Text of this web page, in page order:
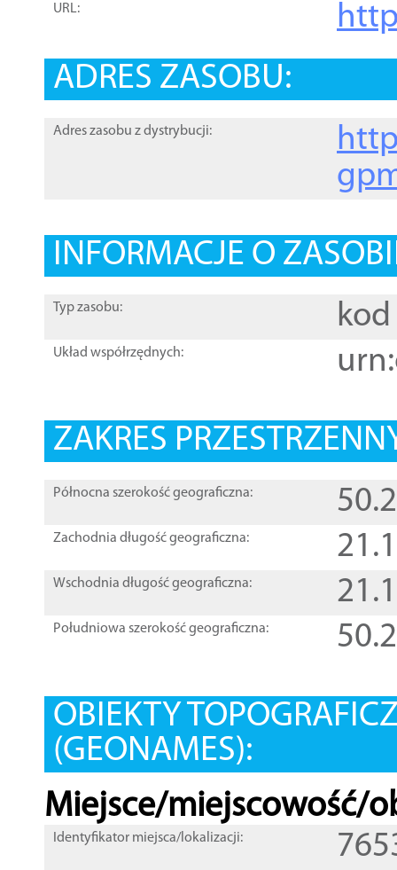
URL:
ADRES ZASOBU:
Adres zasobu z dystrybucji:
INFORMACJE O
Typ zasobu: kod
Układ współrzędnych:
ZAKRES
Północna szerokość geograficzna:
Zachodnia długość geograficzna:
Wschodnia długość geograficzna:
Południowa szerokość geograficzna:
OBIEKTY
(GEONAMES):
Miejsce/miejscowość/
Identyfikator miejsca/lokalizacji: